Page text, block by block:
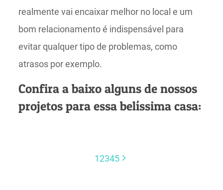
realmente vai encaixar melhor no local e um
bom relacionamento é indispensável para
evitar qualquer tipo de problemas, como
atrasos por exemplo.
Confira a baixo alguns de nossos
projetos para essa belíssima casa:
12345